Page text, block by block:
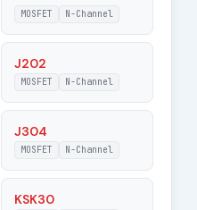
25 V
MOSFET N-Channel
J202
MOSFET N-Channel
J304
MOSFET N-Channel
KSK30